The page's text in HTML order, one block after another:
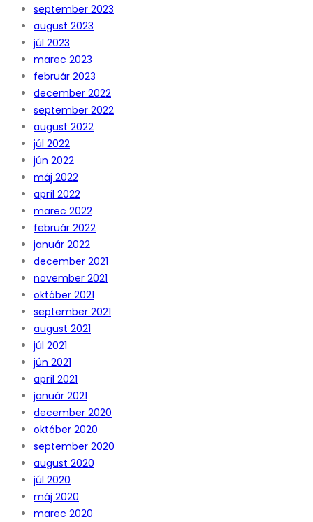
september 2023
august 2023
júl 2023
marec 2023
február 2023
december 2022
september 2022
august 2022
júl 2022
jún 2022
máj 2022
apríl 2022
marec 2022
február 2022
január 2022
december 2021
november 2021
október 2021
september 2021
august 2021
júl 2021
jún 2021
apríl 2021
január 2021
december 2020
október 2020
september 2020
august 2020
júl 2020
máj 2020
marec 2020